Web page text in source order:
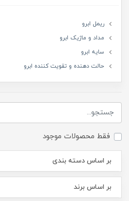
ریمل ابرو
مداد و ماژیک ابرو
سایه ابرو
حالت دهنده و تقویت کننده ابرو
فقط محصولات موجود
بر اساس دسته بندی
بر اساس برند